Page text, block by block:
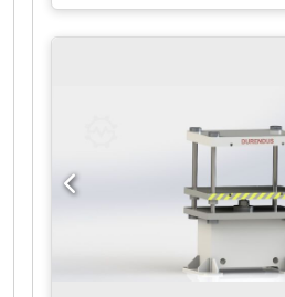
t, carrera:700 mm, ancho
mm, longitud de la mesa:
, Prensa hidráulica
T – 2.000 × 1.400 mm Se
prensa hidráulica de 4
HYMAG, con una fuerza
163 T. La máquina cuenta
1.300 mm y una carrera de
hace adecuada para